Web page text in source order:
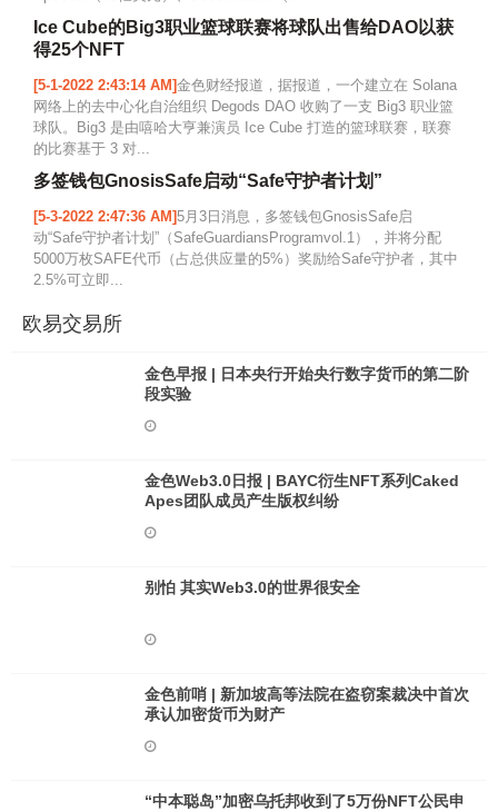
Ice Cube的Big3职业篮球联赛将球队出售给DAO以获
得25个NFT
[5-1-2022 2:43:14 AM]金色财经报道，据报道，一个建立在 Solana
网络上的去中心化自治组织 Degods DAO 收购了一支 Big3 职业篮
球队。Big3 是由嘻哈大亨兼演员 Ice Cube 打造的篮球联赛，联赛
的比赛基于 3 对...
多签钱包GnosisSafe启动“Safe守护者计划”
[5-3-2022 2:47:36 AM]5月3日消息，多签钱包GnosisSafe启
动“Safe守护者计划”（SafeGuardiansProgramvol.1），并将分配
5000万枚SAFE代币（占总供应量的5%）奖励给Safe守护者，其中
2.5%可立即...
欧易交易所
金色早报 | 日本央行开始央行数字货币的第二阶
段实验
金色Web3.0日报 | BAYC衍生NFT系列Caked
Apes团队成员产生版权纠纷
别怕 其实Web3.0的世界很安全
金色前哨 | 新加坡高等法院在盗窃案裁决中首次
承认加密货币为财产
“中本聪岛”加密乌托邦收到了5万份NFT公民申